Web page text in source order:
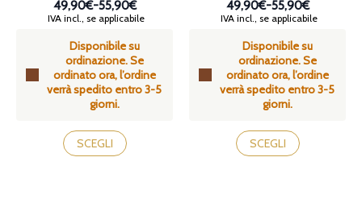
Disponibile su
ordinazione. Se
ordinato ora, l’ordine
verrà spedito entro 3-5
giorni.
49,90€-55,90€
Fascia
prezzo:
da
49,90€
a
55,90€
IVA incl., se applicabile
SCEGLI
Questo
prodotto
ha
Disponibile su
ordinazione. Se
ordinato ora, l’ordine
verrà spedito entro 3-5
giorni.
49,90€-55,90€
Fascia
prezzo:
da
49,90€
a
55,90€
IVA incl., se applicabile
SCEGLI
Questo
prodotto
ha